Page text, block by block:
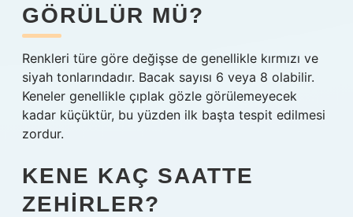
GÖRÜLÜR MÜ?
Renkleri türe göre değişse de genellikle kırmızı ve
siyah tonlarındadır. Bacak sayısı 6 veya 8 olabilir.
Keneler genellikle çıplak gözle görülemeyecek
kadar küçüktür, bu yüzden ilk başta tespit edilmesi
zordur.
KENE KAÇ SAATTE
ZEHIRLER?